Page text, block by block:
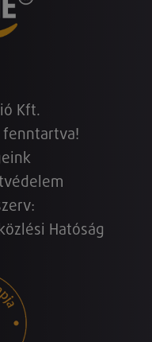
Kft.
fenntartva!
Hatóság